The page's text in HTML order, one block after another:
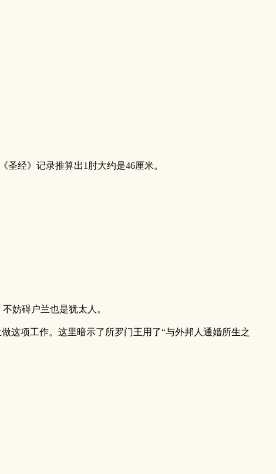
经》记录推算出1肘大约是46厘米。
妨碍户兰也是犹太人。
这项工作。这里暗示了所罗门王用了“与外邦人通婚所生之